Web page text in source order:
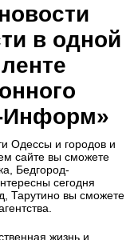
в одной
Информ»
Одессы и городов и
сайте вы сможете
Бедгород-
сегодня
Тарутино вы сможете
жизнь и